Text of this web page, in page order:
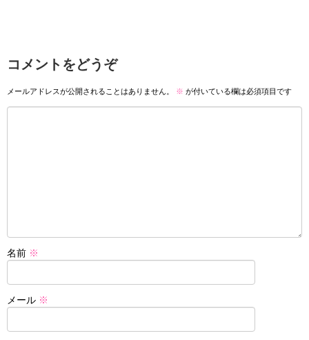
コメントをどうぞ
メールアドレスが公開されることはありません。 ※ が付いている欄は必須項目です
名前 ※
メール ※